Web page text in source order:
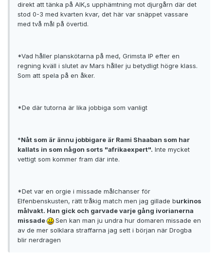
direkt att tänka på AIK,s upphämtning mot djurgårn där det
stod 0-3 med kvarten kvar, det här var snäppet vassare
med två mål på övertid.
*Vad håller planskötarna på med, Grimsta IP efter en
regning kväll i slutet av Mars håller ju betydligt högre klass.
Som att spela på en åker.
*De där tutorna är lika jobbiga som vanligt
*Nåt som är ännu jobbigare är Rami Shaaban som har
kallats in som någon sorts "afrikaexpert". Inte mycket
vettigt som kommer fram där inte.
*Det var en orgie i missade målchanser för
Elfenbenskusten, rätt tråkig match men jag gillade burkinos
målvakt. Han gick och garvade varje gång ivorianerna
missade
Sen kan man ju undra hur domaren missade en
av de mer solklara straffarna jag sett i början när Drogba
blir nerdragen